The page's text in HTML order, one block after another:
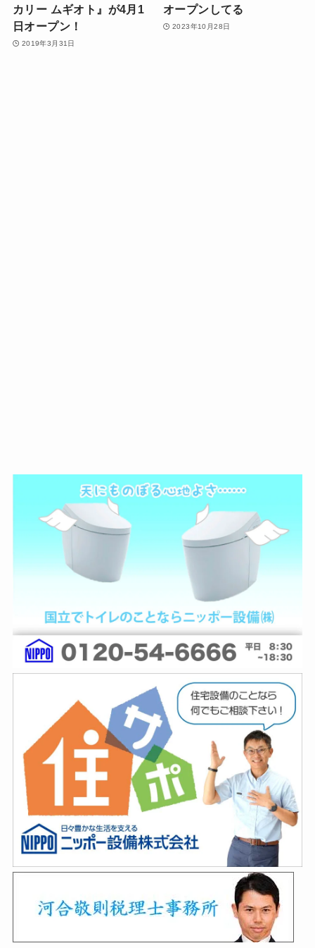
カリー ムギオト』が4月1
日オープン！
2019年3月31日
オープンしてる
2023年10月28日